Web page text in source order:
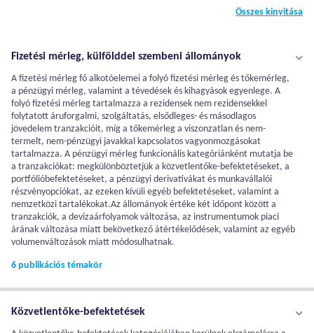
Összes kinyitása
Fizetési mérleg, külfölddel szembeni állományok
A fizetési mérleg fő alkotóelemei a folyó fizetési mérleg és tőkemérleg,
a pénzügyi mérleg, valamint a tévedések és kihagyások egyenlege. A
folyó fizetési mérleg tartalmazza a rezidensek nem rezidensekkel
folytatott áruforgalmi, szolgáltatás, elsődleges- és másodlagos
jövedelem tranzakcióit, míg a tőkemérleg a viszonzatlan és nem-
termelt, nem-pénzügyi javakkal kapcsolatos vagyonmozgásokat
tartalmazza. A pénzügyi mérleg funkcionális kategóriánként mutatja be
a tranzakciókat: megkülönböztetjük a közvetlentőke-befektetéseket, a
portfólióbefektetéseket, a pénzügyi derivatívákat és munkavállalói
részvényopciókat, az ezeken kívüli egyéb befektetéseket, valamint a
nemzetközi tartalékokat.Az állományok értéke két időpont között a
tranzakciók, a devizaárfolyamok változása, az instrumentumok piaci
árának változása miatt bekövetkező átértékelődések, valamint az egyéb
volumenváltozások miatt módosulhatnak.
6 publikációs témakör
Közvetlentőke-befektetések